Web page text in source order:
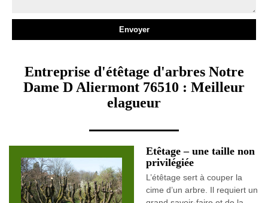
Entreprise d'étêtage d'arbres Notre
Dame D Aliermont 76510 : Meilleur
elagueur
Etêtage – une taille non
privilégiée
L’étêtage sert à couper la
cime d’un arbre. Il requiert un